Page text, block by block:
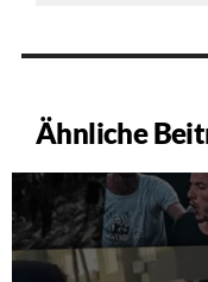
Ähnliche